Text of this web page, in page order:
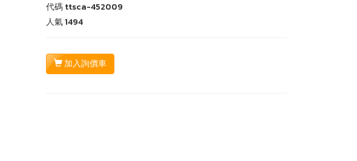
代碼ttsca-452009
人氣1494
加入詢價車